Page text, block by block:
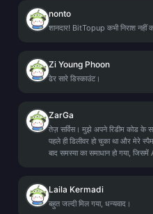
nonto
शानदार! BitTopup कभी निराश
Zi Young Phoon
ढेर सारे डिस्काउंट।
ZarGa
तेज़ सर्विस। मुझे अपने रिडीम कोड के
पहले ही डिलीवर हो चुका था और मेरे
बाद समस्या का समाधान हो गया, जिसमें
Laila Kermadi
बहुत जल्दी मिल गया, धन्यवाद।